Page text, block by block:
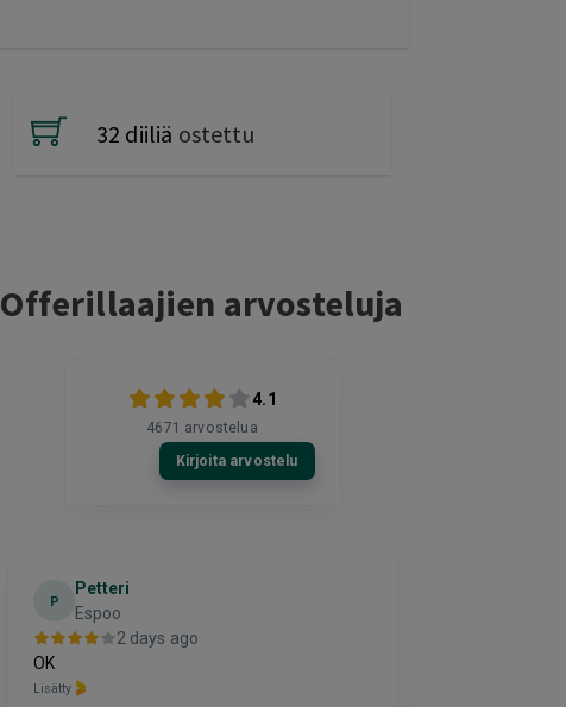
32 diiliä ostettu
Offerillaajien arvosteluja
4.1
4671 arvostelua
Kirjoita arvostelu
P
Petteri
Espoo
2 days ago
OK
Lisätty